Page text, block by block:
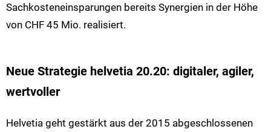
Sachkosteneinsparungen bereits Synergien in der Höhe
von CHF 45 Mio. realisiert.
Neue Strategie helvetia 20.20: digitaler, agiler,
wertvoller
Helvetia geht gestärkt aus der 2015 abgeschlossenen